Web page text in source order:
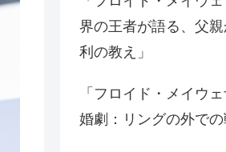
界の王者が語る、父
利の教え」
「フロイド・メイウ
婚劇：リングの外での